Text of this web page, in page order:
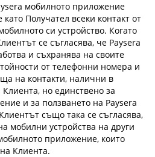
мобилното приложение
Получател всеки контакт от
си устройство. Когато
се съгласява, че Paysera
и съхранява на своите
от телефонни номера и
на контакти, налични в
но единствено за
и за ползването на Paysera
също така се съгласява,
мобилни устройства на други
приложение, които
Клиента.